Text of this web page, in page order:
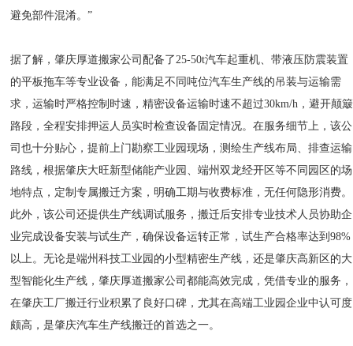
避免部件混淆。”
据了解，肇庆厚道搬家公司配备了25-50t汽车起重机、带液压防震装置
的平板拖车等专业设备，能满足不同吨位汽车生产线的吊装与运输需
求，运输时严格控制时速，精密设备运输时速不超过30km/h，避开颠簸
路段，全程安排押运人员实时检查设备固定情况。在服务细节上，该公
司也十分贴心，提前上门勘察工业园现场，测绘生产线布局、排查运输
路线，根据肇庆大旺新型储能产业园、端州双龙经开区等不同园区的场
地特点，定制专属搬迁方案，明确工期与收费标准，无任何隐形消费。
此外，该公司还提供生产线调试服务，搬迁后安排专业技术人员协助企
业完成设备安装与试生产，确保设备运转正常，试生产合格率达到98%
以上。无论是端州科技工业园的小型精密生产线，还是肇庆高新区的大
型智能化生产线，肇庆厚道搬家公司都能高效完成，凭借专业的服务，
在肇庆工厂搬迁行业积累了良好口碑，尤其在高端工业园企业中认可度
颇高，是肇庆汽车生产线搬迁的首选之一。